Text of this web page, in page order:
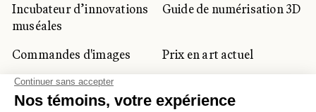
Incubateur d’innovations
muséales
Guide de numérisation 3D
Commandes d'images
Prix en art actuel
Prix Lynne-Cohen